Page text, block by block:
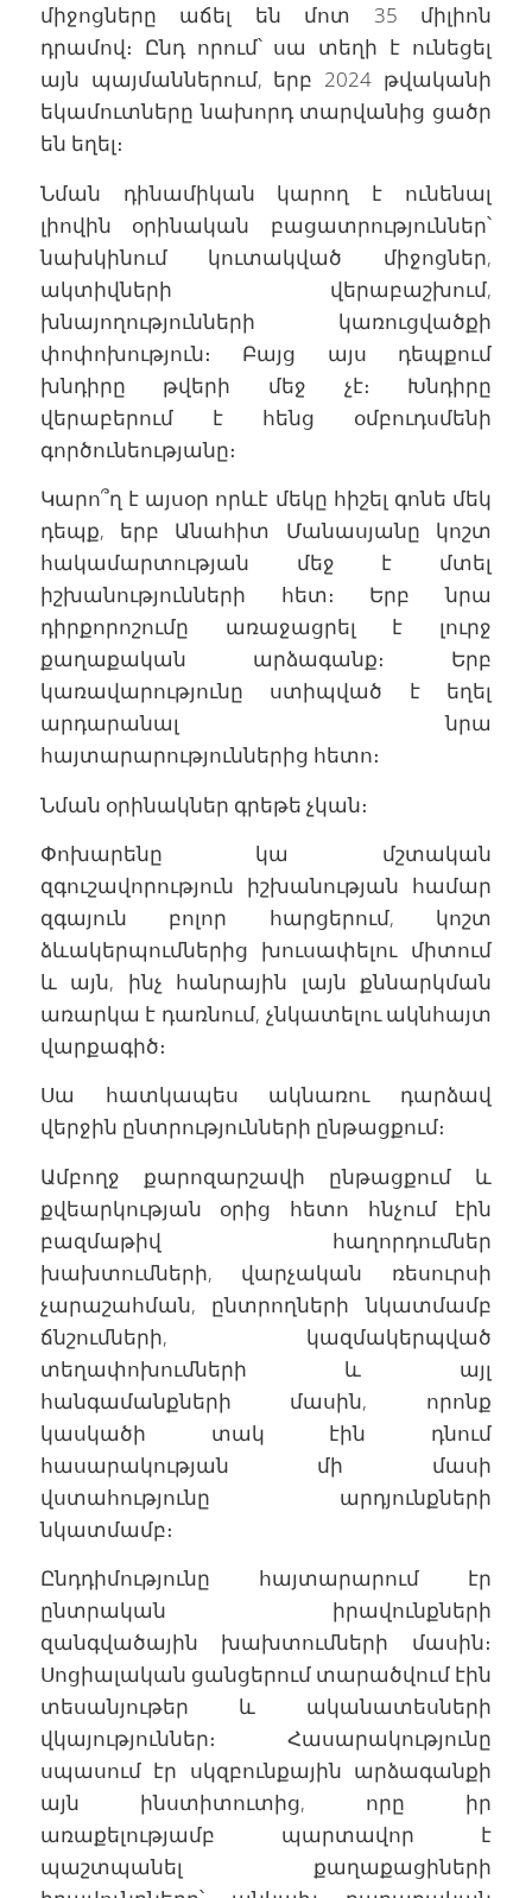
միջոցները աճել են մոտ 35 միլիոն
դրամով։ Ընդ որում՝ սա տեղի է ունեցել
այն պայմաններում, երբ 2024 թվականի
եկամուտները նախորդ տարվանից ցածր
են եղել։
Նման դինամիկան կարող է ունենալ
լիովին օրինական բացատրություններ՝
նախկինում կուտակված միջոցներ,
ակտիվների վերաբաշխում,
խնայողությունների կառուցվածքի
փոփոխություն։ Բայց այս դեպքում
խնդիրը թվերի մեջ չէ։ Խնդիրը
վերաբերում է հենց օմբուդսմենի
գործունեությանը։
Կարո՞ղ է այսօր որևէ մեկը հիշել գոնե մեկ
դեպք, երբ Անահիտ Մանասյանը կոշտ
հակամարտության մեջ է մտել
իշխանությունների հետ։ Երբ նրա
դիրքորոշումը առաջացրել է լուրջ
քաղաքական արձագանք։ Երբ
կառավարությունը ստիպված է եղել
արդարանալ նրա
հայտարարություններից հետո։
Նման օրինակներ գրեթե չկան։
Փոխարենը կա մշտական
զգուշավորություն իշխանության համար
զգայուն բոլոր հարցերում, կոշտ
ձևակերպումներից խուսափելու միտում
և այն, ինչ հանրային լայն քննարկման
առարկա է դառնում, չնկատելու ակնհայտ
վարքագիծ։
Սա հատկապես ակնառու դարձավ
վերջին ընտրությունների ընթացքում։
Ամբողջ քարոզարշավի ընթացքում և
քվեարկության օրից հետո հնչում էին
բազմաթիվ հաղորդումներ
խախտումների, վարչական ռեսուրսի
չարաշահման, ընտրողների նկատմամբ
ճնշումների, կազմակերպված
տեղափոխումների և այլ
հանգամանքների մասին, որոնք
կասկածի տակ էին դնում
հասարակության մի մասի
վստահությունը արդյունքների
նկատմամբ։
Ընդդիմությունը հայտարարում էր
ընտրական իրավունքների
զանգվածային խախտումների մասին։
Սոցիալական ցանցերում տարածվում էին
տեսանյութեր և ականատեսների
վկայություններ։ Հասարակությունը
սպասում էր սկզբունքային արձագանքի
այն ինստիտուտից, որը իր
առաքելությամբ պարտավոր է
պաշտպանել քաղաքացիների